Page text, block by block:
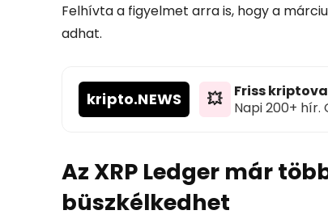
Felhívta a figyelmet arra is, hogy a
adhat.
kripto.NEWS 💥
Friss
Napi 200+ hír.
Az XRP Ledger már
büszkélkedhet